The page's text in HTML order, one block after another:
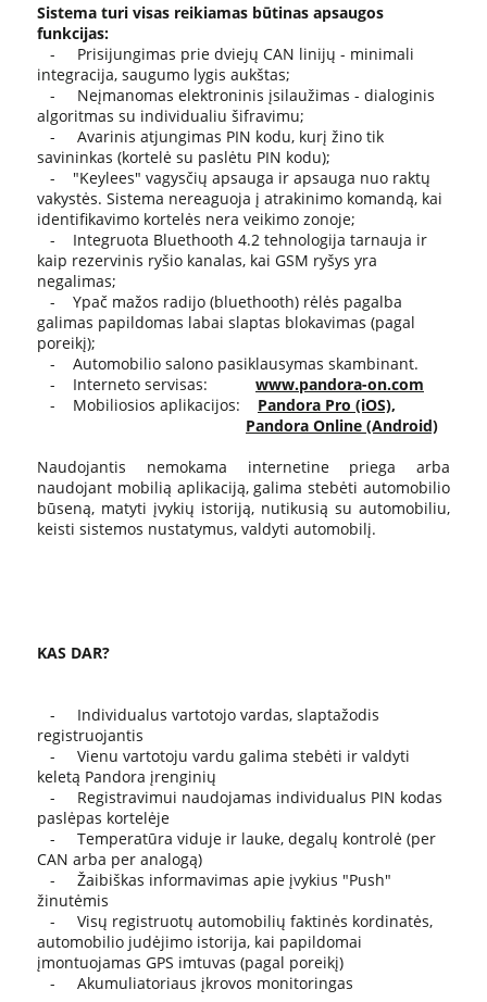
Sistema turi visas reikiamas būtinas apsaugos
funkcijas:
- Prisijungimas prie dviejų CAN linijų - minimali
integracija, saugumo lygis aukštas;
- Neįmanomas elektroninis įsilaužimas - dialoginis
algoritmas su individualiu šifravimu;
- Avarinis atjungimas PIN kodu, kurį žino tik
savininkas (kortelė su paslėtu PIN kodu);
- "Keylees" vagysčių apsauga ir apsauga nuo raktų
vakystės. Sistema nereaguoja į atrakinimo komandą, kai
identifikavimo kortelės nera veikimo zonoje;
- Integruota Bluethooth 4.2 tehnologija tarnauja ir
kaip rezervinis ryšio kanalas, kai GSM ryšys yra
negalimas;
- Ypač mažos radijo (bluethooth) rėlės pagalba
galimas papildomas labai slaptas blokavimas (pagal
poreikį);
- Automobilio salono pasiklausymas skambinant.
- Interneto servisas: www.pandora-on.com
- Mobiliosios aplikacijos: Pandora Pro (iOS),
Pandora Online (Android)
Naudojantis nemokama internetine priega arba
naudojant mobilią aplikaciją, galima stebėti automobilio
būseną, matyti įvykių istoriją, nutikusią su automobiliu,
keisti sistemos nustatymus, valdyti automobilį.
KAS DAR?
- Individualus vartotojo vardas, slaptažodis
registruojantis
- Vienu vartotoju vardu galima stebėti ir valdyti
keletą Pandora įrenginių
- Registravimui naudojamas individualus PIN kodas
paslėpas kortelėje
- Temperatūra viduje ir lauke, degalų kontrolė (per
CAN arba per analogą)
- Žaibiškas informavimas apie įvykius "Push"
žinutėmis
- Visų registruotų automobilių faktinės kordinatės,
automobilio judėjimo istorija, kai papildomai
įmontuojamas GPS imtuvas (pagal poreikį)
- Akumuliatoriaus įkrovos monitoringas